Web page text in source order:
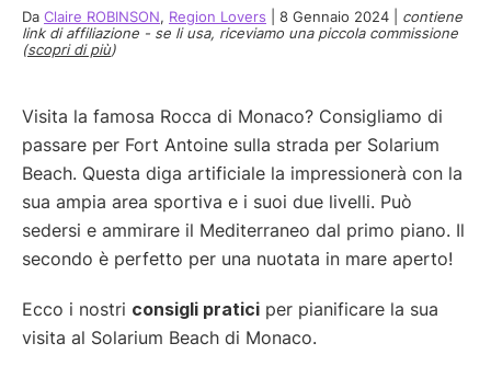
et
Da Claire ROBINSON, Region Lovers 8 Gennaio 2024
contiene
link di affiliazione - se li usa, riceviamo una piccola commissione
(scopri di più)
Visita la famosa Rocca di Monaco? Consigliamo di
passare per Fort Antoine sulla strada per Solarium
Beach. Questa diga artificiale la impressionerà con la
sua ampia area sportiva e i suoi due livelli. Può
sedersi e ammirare il Mediterraneo dal primo piano. Il
secondo è perfetto per una nuotata in mare aperto!
Ecco i nostri consigli pratici per pianificare la sua
visita al Solarium Beach di Monaco.